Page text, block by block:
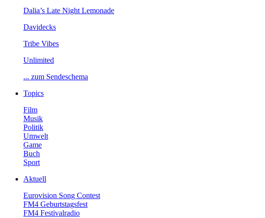
Dalia’sLateNightLemonade
Davidecks
TribeVibes
Unlimited
...zumSendeschema
Topics
Film
Musik
Politik
Umwelt
Game
Buch
Sport
Aktuell
EurovisionSongContest
FM4Geburtstagsfest
FM4Festivalradio